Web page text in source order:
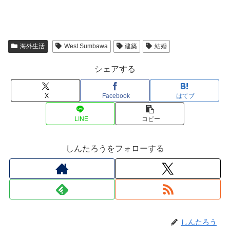
海外生活 West Sumbawa 建築 結婚
シェアする
X Facebook はてブ
LINE コピー
しんたろうをフォローする
しんたろう